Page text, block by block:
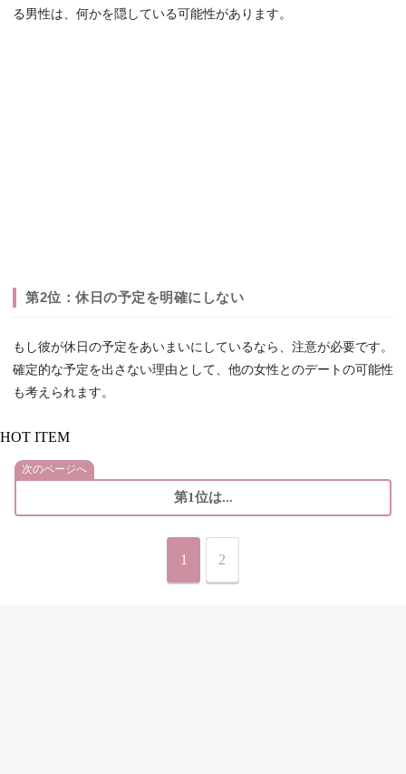
る男性は、何かを隠している可能性があります。
第2位：休日の予定を明確にしない
もし彼が休日の予定をあいまいにしているなら、注意が必要です。
確定的な予定を出さない理由として、他の女性とのデートの可能性
も考えられます。
HOT ITEM
次のページへ
第1位は...
1 2